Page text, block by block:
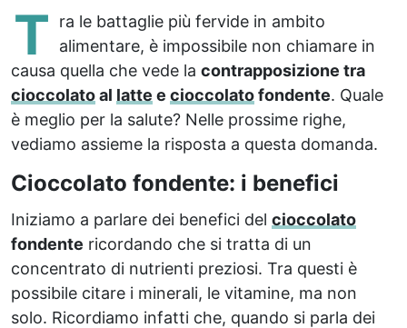
T
ra le battaglie più fervide in ambito
alimentare, è impossibile non chiamare in
causa quella che vede la contrapposizione tra
cioccolatoal latte e cioccolatofondente. Quale
è meglio per la salute? Nelle prossime righe,
vediamo assieme la risposta a questa domanda.
Cioccolato fondente: i benefici
Iniziamo a parlare dei benefici del cioccolato
fondente ricordando che si tratta di un
concentrato di nutrienti preziosi. Tra questi è
possibile citare i minerali, le vitamine, ma non
solo. Ricordiamo infatti che, quando si parla dei